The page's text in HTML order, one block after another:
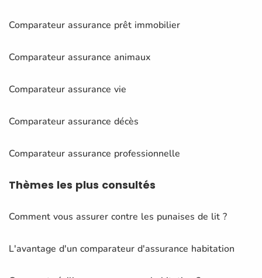
Comparateur assurance prêt immobilier
Comparateur assurance animaux
Comparateur assurance vie
Comparateur assurance décès
Comparateur assurance professionnelle
Thèmes les plus consultés
Comment vous assurer contre les punaises de lit ?
L'avantage d'un comparateur d'assurance habitation